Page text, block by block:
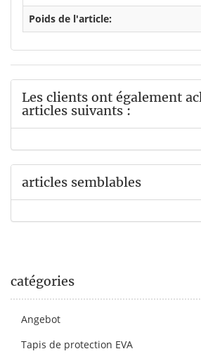
Poids de l'article:
Les clients ont également
articles suivants :
articles semblables
catégories
Angebot
Tapis de protection EVA